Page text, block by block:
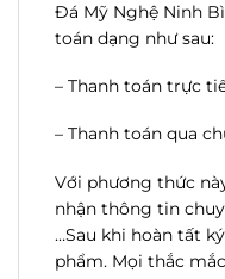
Đá Mỹ Nghệ Ninh
toán dạng như sau:
– Thanh toán trực
– Thanh toán qua
Với phương thức
nhận thông tin
…Sau khi hoàn tất
phẩm. Mọi thắc